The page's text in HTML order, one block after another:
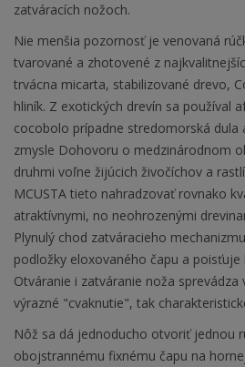
zatváracích nožoch.
Nie menšia pozornosť je venovaná
tvarované a zhotovené z
trvácna micarta, stabilizované drevo,
hliník. Z exotických drevín sa používal
cocobolo prípadne stredomorská dula
zmysle Dohovoru o medzinárodnom
druhmi voľne žijúcich živočíchov a
MCUSTA tieto nahradzovať rovnako
atraktívnymi, no neohrozenými
Plynulý chod zatváracieho
podložky eloxovaného čapu a
Otváranie i zatváranie noža
výrazné "cvaknutie", tak
Nôž sa dá jednoducho otvoriť jednou
obojstrannému fixnému čapu na